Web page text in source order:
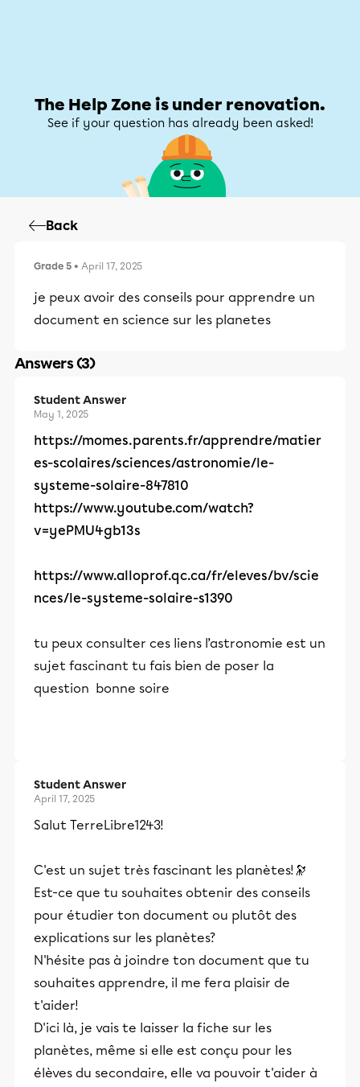
The Help Zone is under renovation.
See if your question has already been asked!
Back
Grade 5 • April 17, 2025
je peux avoir des conseils pour apprendre un
document en science sur les planetes
Answers (3)
Student Answer
May 1, 2025
https://momes.parents.fr/apprendre/matier
es-scolaires/sciences/astronomie/le-
systeme-solaire-847810
https://www.youtube.com/watch?
v=yePMU4gb13s
https://www.alloprof.qc.ca/fr/eleves/bv/scie
nces/le-systeme-solaire-s1390
tu peux consulter ces liens l’astronomie est un
sujet fascinant tu fais bien de poser la
question bonne soire
Student Answer
April 17, 2025
Salut TerreLibre1243!
C'est un sujet très fascinant les planètes!🔭
Est-ce que tu souhaites obtenir des conseils
pour étudier ton document ou plutôt des
explications sur les planètes?
N'hésite pas à joindre ton document que tu
souhaites apprendre, il me fera plaisir de
t'aider!
D'ici là, je vais te laisser la fiche sur les
planètes, même si elle est conçu pour les
élèves du secondaire, elle va pouvoir t'aider à